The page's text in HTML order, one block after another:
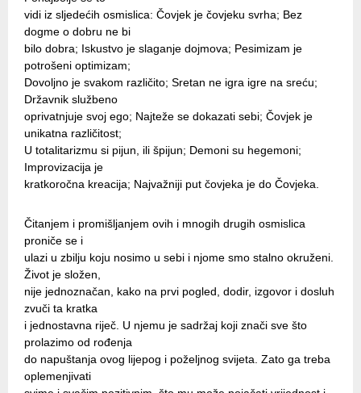
vidi iz sljedećih osmislica: Čovjek je čovjeku svrha; Bez
dogme o dobru ne bi
bilo dobra; Iskustvo je slaganje dojmova; Pesimizam je
potrošeni optimizam;
Dovoljno je svakom različito; Sretan ne igra igre na sreću;
Državnik službeno
oprivatnjuje svoj ego; Najteže se dokazati sebi; Čovjek je
unikatna različitost;
U totalitarizmu si pijun, ili špijun; Demoni su hegemoni;
Improvizacija je
kratkoročna kreacija; Najvažniji put čovjeka je do Čovjeka.
Čitanjem i promišljanjem ovih i mnogih drugih osmislica
proniče se i
ulazi u zbilju koju nosimo u sebi i njome smo stalno okruženi.
Život je složen,
nije jednoznačan, kako na prvi pogled, dodir, izgovor i dosluh
zvuči ta kratka
i jednostavna riječ. U njemu je sadržaj koji znači sve što
prolazimo od rođenja
do napuštanja ovog lijepog i poželjnog svijeta. Zato ga treba
oplemenjivati